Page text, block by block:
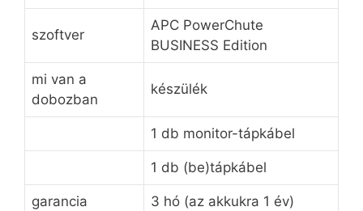
szoftver
APC PowerChute
BUSINESS Edition
mi van a
dobozban
készülék
1 db monitor-tápkábel
1 db (be)tápkábel
garancia 3 hó (az akkukra 1 év)